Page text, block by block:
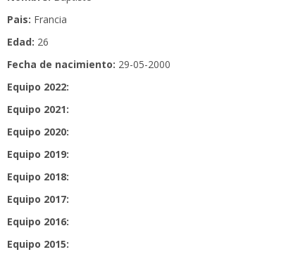
Pais: Francia
Edad: 26
Fecha de nacimiento: 29-05-2000
Equipo 2022:
Equipo 2021:
Equipo 2020:
Equipo 2019:
Equipo 2018:
Equipo 2017:
Equipo 2016:
Equipo 2015: